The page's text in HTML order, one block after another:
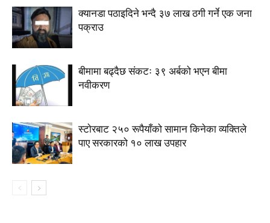
क्यानडा पठाइदिने भन्दै ३७ लाख ठगी गर्ने एक जना
पक्राउ
बीमामा बढ्दैछ संकटः ३९ अर्बको भएन बीमा
नवीकरण
स्टाेरबाट २५० रूपैयाँको सामान किनेका व्यक्तिले
पाए सरकारको १० लाख उपहार